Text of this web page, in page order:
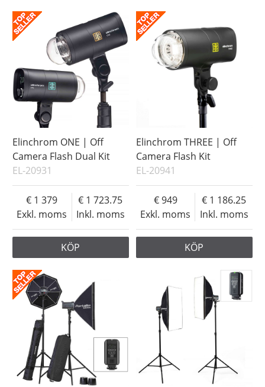
Elinchrom ONE | Off
Camera Flash Dual Kit
EL-20931
Exkl. moms
1 379
Inkl. moms
1 723.75
KÖP
Elinchrom THREE | Off
Camera Flash Kit
EL-20941
Exkl. moms
949
Inkl. moms
1 186.25
KÖP